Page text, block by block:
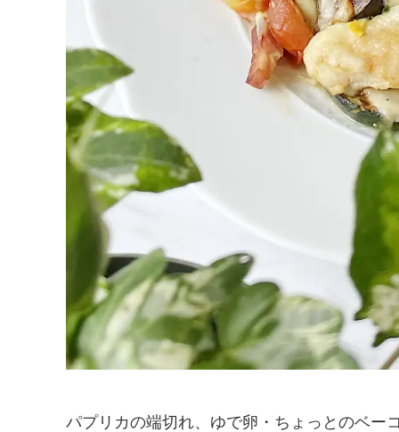
パプリカの端切れ、ゆで卵・ちょっとのベー